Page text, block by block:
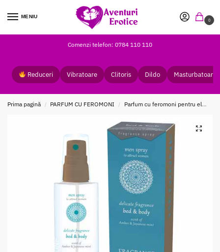
MENIU
0
Comenzi telefon: 0784 110 110
Reduceri Vibratoare Clitoris Dildo Masturbatoare
Prima pagină / PARFUM CU FEROMONI / Parfum cu feromoni pentru el